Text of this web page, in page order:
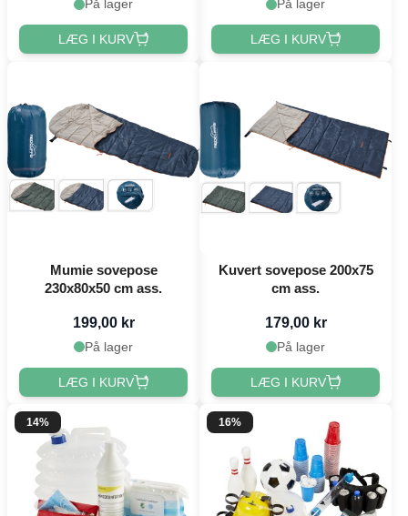
På lager
LÆG I KURV
På lager
LÆG I KURV
Mumie sovepose
230x80x50 cm ass.
199,00 kr
På lager
LÆG I KURV
Kuvert sovepose 200x75
cm ass.
179,00 kr
På lager
LÆG I KURV
14% 16%